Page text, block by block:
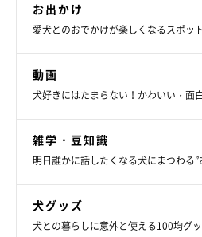
お出かけ
愛犬とのおでかけが楽しくなるスポッ
動画
犬好きにはたまらない！かわいい・面
雑学・豆知識
明日誰かに話したくなる犬にまつわる
犬グッズ
犬との暮らしに意外と使える100均グ